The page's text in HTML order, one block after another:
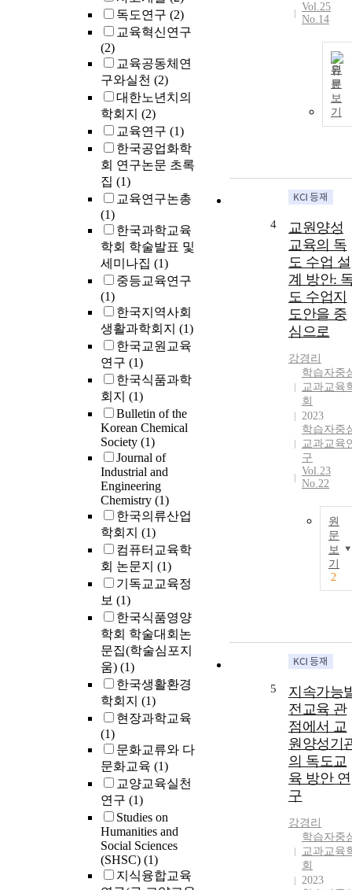
독도연구 (2)
교육혁신연구
(2)
교육공동체연
구와실천 (2)
대한노년치의
학회지 (2)
교육연구 (1)
한국공업화학
회 연구논문 초록
집 (1)
교육연구논총
(1)
한국과학교육
학회 학술발표 및
세미나집 (1)
중등교육연구
(1)
한국지역사회
생활과학회지 (1)
한국교원교육
연구 (1)
한국식품과학
회지 (1)
Bulletin of the
Korean Chemical
Society (1)
Journal of
Industrial and
Engineering
Chemistry (1)
한국의류산업
학회지 (1)
컴퓨터교육학
회 논문지 (1)
기독교교육정
보 (1)
한국식품영양
학회 학술대회논
문집(학술심포지
움) (1)
한국생활환경
학회지 (1)
현장과학교육
(1)
문화교류와 다
문화교육 (1)
교양교육실천
연구 (1)
Studies on
Humanities and
Social Sciences
(SHSC) (1)
지식융합교육
Vol.25
No.14
원
문
보
기
4
교원양성
교육의 독
도 수업 설
계 방안:
도 수업지
도안을 중
심으로
강경리
학습자중
교과교육
회
2023
학습자중
교과교육
구
Vol.23
No.22
원
문
보
기
2
5
지속가능
전교육 관
점에서 교
원양성기
의 독도교
육 방안 연
구
강경리
학습자중
교과교육
회
2023